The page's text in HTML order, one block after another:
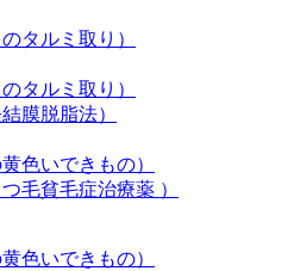
タルミ取り）
タルミ取り）
膜脱脂法）
色いできもの）
毛貧毛症治療薬 ）
色いできもの）